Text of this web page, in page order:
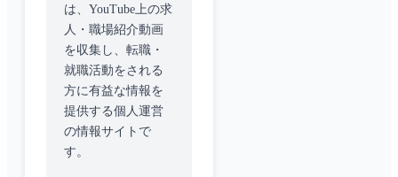
は、YouTube上の求
人・職場紹介動画
を収集し、転職・
就職活動をされる
方に有益な情報を
提供する個人運営
の情報サイトで
す。